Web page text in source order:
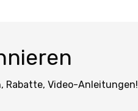
Rabatte, Video-Anleitungen!